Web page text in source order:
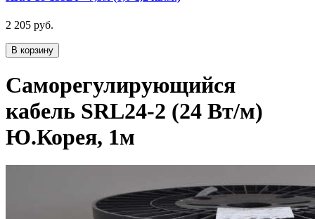
2 205 руб.
В корзину
Саморегулирующийся
кабель SRL24-2 (24 Вт/м)
Ю.Корея, 1м